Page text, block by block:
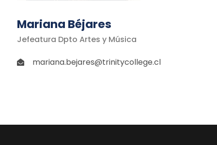
Mariana Béjares
Jefeatura Dpto Artes y Música
mariana.bejares@trinitycollege.cl